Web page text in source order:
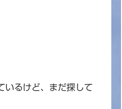
いるけど、まだ探して